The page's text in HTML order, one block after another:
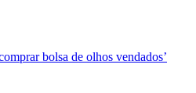
bolsa de olhos vendados’